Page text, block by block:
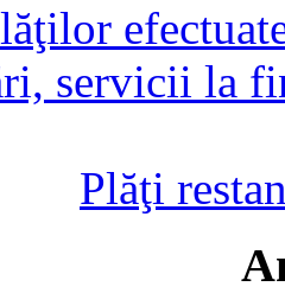
servicii la
Plăţi